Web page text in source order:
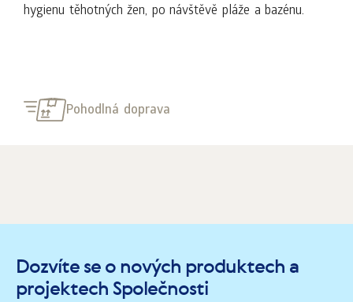
hygienu těhotných žen, po návštěvě pláže a bazénu.
Pohodlná doprava
Dozvíte se o nových produktech a
projektech Společnosti